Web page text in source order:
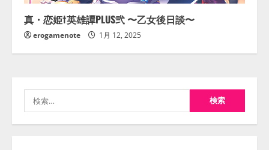
真・恋姫†英雄譚PLUS弐 〜乙女後日談〜
erogamenote 1月 12, 2025
索: